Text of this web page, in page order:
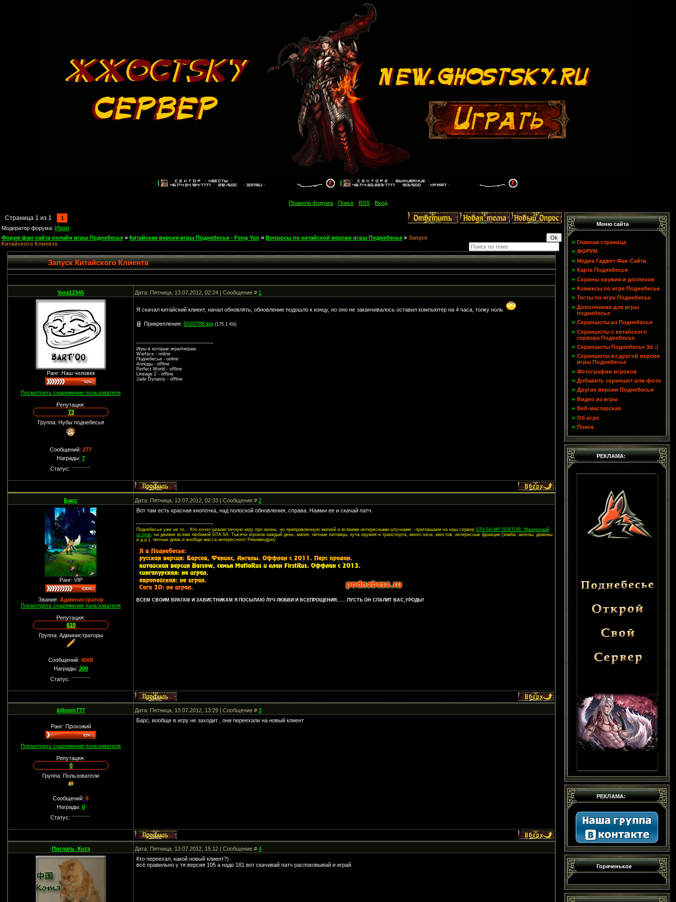
Правила форума · Поиск · RSS · Вход
Страница 1 из 1
1
Модератор форума: Иван
Форум фан-сайта онлайн игры Поднебесье » Китайская версия игры Поднебесье - Feng Yun » Вопросы по китайской версии игры Поднебесье » Запуск
Китайского Клиента
Запуск Китайского Клиента
Yura12345 Дата: Пятница, 13.07.2012, 02:24 | Сообщение #1
Ранг: Наш человек
Посмотреть снаряжение пользователя
Репутация:
73
Группа: Нубы поднебесья
Сообщений:277
Награды: 7
Статус:
Я скачал китайский клиент, начал обновлять, обновление подошло к концу, но оно не заканчивалось оставил компьютер на 4 часа, толку ноль
Прикрепления:5020788.jpg (175.1 Kb)
Игры в которые играл\играю.
Warface - online
Поднебесье - online
Аллоды - offline
Perfect World - offline
Lineage 2 - offline
Jade Dynasty - offline
Барс Дата: Пятница, 13.07.2012, 02:33 | Сообщение #2
Ранг: VIP
Звание: Администратор
Посмотреть снаряжение пользователя
Репутация:
610
Группа: Администраторы
Сообщений:4568
Награды: 209
Статус:
Вот там есть красная кнопочка, над полоской обновления, справа. Нажми ее и скачай патч.
Поднебесье уже не то... Кто хочет реалистичную игру про жизнь, но приправленную магией и всякими интересными штучками - приглашаем на наш серверGTA SA:MP SEKTOR: Магический
остров, на движке всеми любимой GTA SA. Тысячи игроков каждый день, магия, личные питомцы, куча оружия и транспорта, много кача, квестов, интересные фракции (зомби, ангелы, демоны
и д.р.), личные дома и вообще масса интересного! Рекомендую)
ВСЕМ СВОИМ ВРАГАМ И ЗАВИСТНИКАМ Я ПОСЫЛАЮ ЛУЧ ЛЮБВИ И ВСЕПРОЩЕНИЯ.......ПУСТЬ ОН СПАЛИТ ВАС,УРОДЫ!
killmen777 Дата: Пятница, 13.07.2012, 13:29 | Сообщение #3
Ранг: Прохожий
Посмотреть снаряжение пользователя
Репутация:
0
Группа: Пользователи
Сообщений:9
Награды: 0
Статус:
Барс, вообще в игру не заходит , они переехали на новый клиент
Поглать_Котэ Дата: Пятница, 13.07.2012, 15:12 | Сообщение #4
Кто переехал, какой новый клиент?)
всё правильно у тя версия 105 а надо 181 вот скачивай патч распоковывай и играй.
Меню сайта
Главная страница
ФОРУМ
Медиа Гаджет Фан-Сайта
Карта Поднебесья
Скрины оружия и доспехов
Комиксы по игре Поднебесье
Тесты по игре Поднебесье
Дополнения для игры
поднебесье
Скриншоты из Поднебесья
Скриншоты с китайского
сервера Поднебесье
Скриншоты Поднебесье 3d :)
Скриншоты из другой версии
игры Поднебесье
Фотографии игроков
Добавить скриншот или фото
Другие версии Поднебесья
Видео из игры
Веб-мастерская
Об игре
Поиск
РЕКЛАМА:
РЕКЛАМА:
Горяченькое